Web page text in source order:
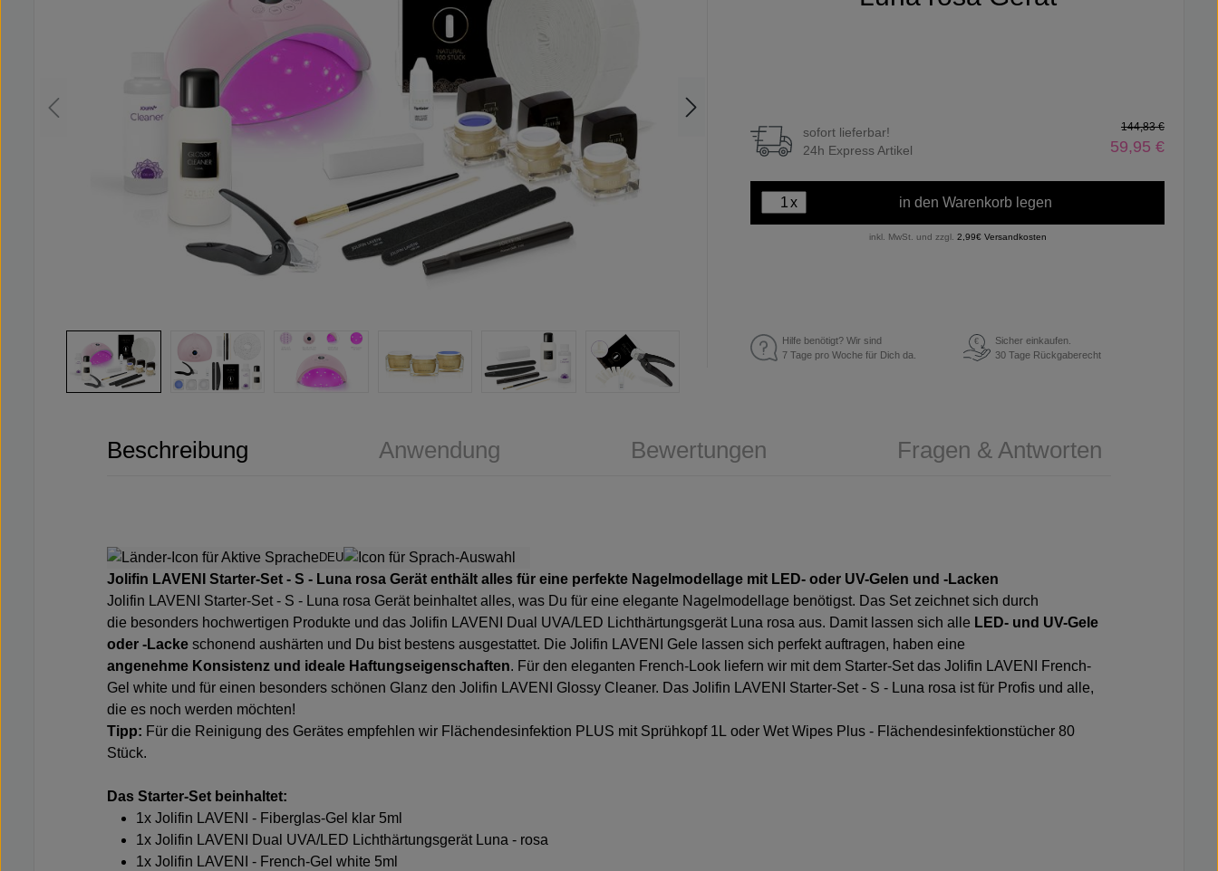
sofort lieferbar!
24h Express Artikel
59,95 €
144,83 €
x in den Warenkorb legen
inkl. MwSt. und zzgl. 2,99€ Versandkosten
Hilfe benötigt? Wir sind
7 Tage pro Woche für Dich da.
€
Sicher einkaufen.
30 Tage Rückgaberecht
Beschreibung Anwendung Bewertungen Fragen & Antworten
DEU
Jolifin LAVENI Starter-Set - S - Luna rosa Gerät enthält alles für eine perfekte Nagelmodellage mit LED- oder UV-Gelen und -Lacken
Jolifin LAVENI Starter-Set - S - Luna rosa Gerät beinhaltet alles, was Du für eine elegante Nagelmodellage benötigst. Das Set zeichnet sich durch
die besonders hochwertigen Produkte und das Jolifin LAVENI Dual UVA/LED Lichthärtungsgerät Luna rosa aus. Damit lassen sich alle LED- und UV-Gele
oder -Lacke schonend aushärten und Du bist bestens ausgestattet. Die Jolifin LAVENI Gele lassen sich perfekt auftragen, haben eine
angenehme Konsistenz und ideale Haftungseigenschaften. Für den eleganten French-Look liefern wir mit dem Starter-Set das Jolifin LAVENI French-
Gel white und für einen besonders schönen Glanz den Jolifin LAVENI Glossy Cleaner. Das Jolifin LAVENI Starter-Set - S - Luna rosa ist für Profis und alle,
die es noch werden möchten!
Tipp: Für die Reinigung des Gerätes empfehlen wir Flächendesinfektion PLUS mit Sprühkopf 1L oder Wet Wipes Plus - Flächendesinfektionstücher 80
Stück.
Das Starter-Set beinhaltet:
1x Jolifin LAVENI - Fiberglas-Gel klar 5ml
1x Jolifin LAVENI Dual UVA/LED Lichthärtungsgerät Luna - rosa
1x Jolifin LAVENI - French-Gel white 5ml